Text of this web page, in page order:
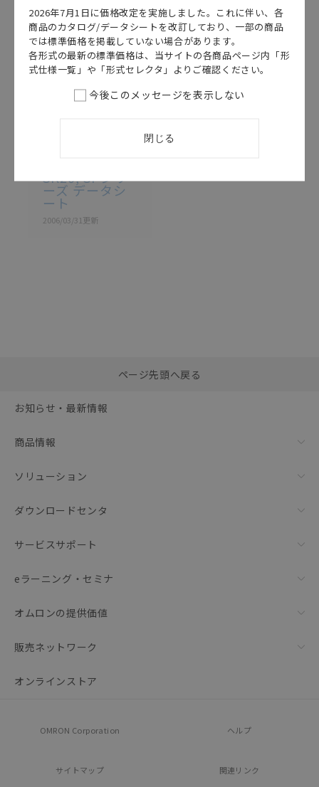
ものであり、変更・改定させていただいている可能性
があります。改めて当サイトの掲載内容をご確認のう
え、ご用命下さいますようお願いいたします。
/ SP20
SK20, SPシリ
ーズ データシ
ート
2006/03/31更新
括ダウンロード
ページ先頭へ戻る
お知らせ・最新情報
商品情報
ソリューション
ダウンロードセンタ
サービスサポート
eラーニング・セミナ
オムロンの提供価値
販売ネットワーク
オンラインストア
OMRON Corporation ヘルプ
サイトマップ 関連リンク
2026年7月1日に価格改定を実施しました。これに伴い、各
商品のカタログ/データシートを改訂しており、一部の商品
では標準価格を掲載していない場合があります。
各形式の最新の標準価格は、当サイトの各商品ページ内「形
式仕様一覧」や「形式セレクタ」よりご確認ください。
今後このメッセージを表示しない
閉じる